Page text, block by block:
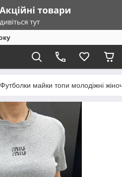
Футболки майки топи молодіжні